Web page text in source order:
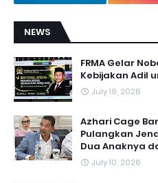
NEWS
FRMA Gelar
Kebijakan Adil
July 19, 2026
Azhari Cage
Pulangkan
Dua Anaknya
July 10, 2026